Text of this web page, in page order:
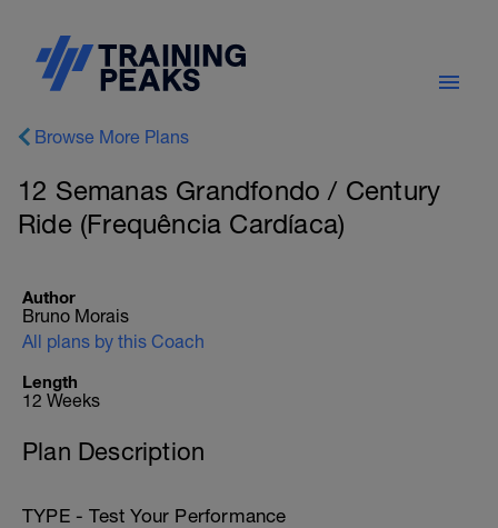
Browse More Plans
12 Semanas Grandfondo / Century
Ride (Frequência Cardíaca)
Author
Bruno Morais
All plans by this Coach
Length
12 Weeks
Plan Description
TYPE - Test Your Performance